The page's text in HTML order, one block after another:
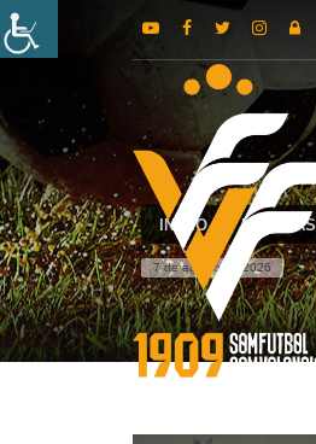
INICIO NOTICIAS
7 de agosto de 2026